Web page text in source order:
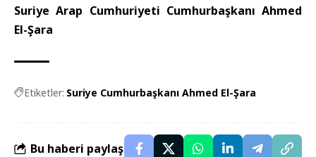
Suriye Arap Cumhuriyeti Cumhurbaşkanı Ahmed
El-Şara
Etiketler: Suriye Cumhurbaşkanı Ahmed El-Şara
Bu haberi paylaş